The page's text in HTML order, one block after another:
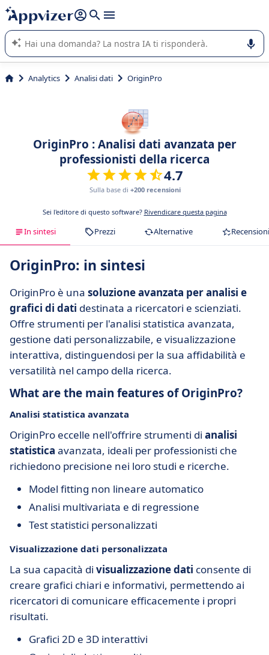
righe con
shift + enter
L'IA di Appvizer vi guida nell'utilizzo o nella scelta di un
software SaaS per la vostra azienda.
Analytics Analisi dati OriginPro
OriginPro : Analisi dati avanzata per
professionisti della ricerca
4.7
Sulla base di +200 recensioni
Sei l'editore di questo software? Rivendicare questa pagina
In sintesi Prezzi Alternative Recensioni
OriginPro: in sintesi
OriginPro è una soluzione avanzata per analisi e
grafici di dati destinata a ricercatori e scienziati.
Offre strumenti per l'analisi statistica avanzata,
gestione dati personalizzabile, e visualizzazione
interattiva, distinguendosi per la sua affidabilità e
versatilità nel campo della ricerca.
What are the main features of OriginPro?
Analisi statistica avanzata
OriginPro eccelle nell'offrire strumenti di analisi
statistica avanzata, ideali per professionisti che
richiedono precisione nei loro studi e ricerche.
Model fitting non lineare automatico
Analisi multivariata e di regressione
Test statistici personalizzati
Visualizzazione dati personalizzata
La sua capacità di visualizzazione dati consente di
creare grafici chiari e informativi, permettendo ai
ricercatori di comunicare efficacemente i propri
risultati.
Grafici 2D e 3D interattivi